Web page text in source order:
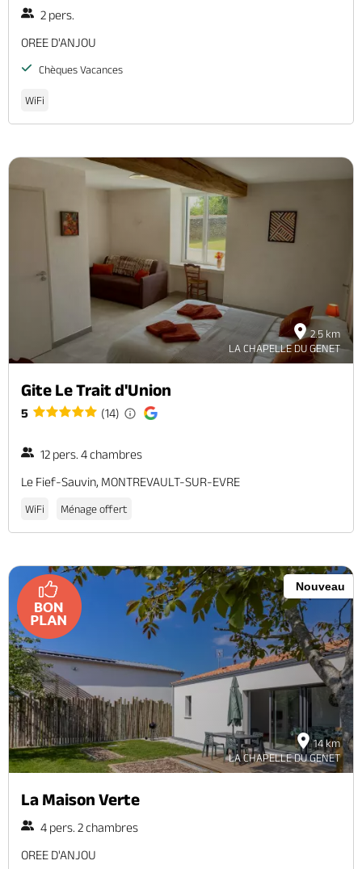
2 pers.
OREE D'ANJOU
Chèques Vacances
WiFi
2.5 km
LA CHAPELLE DU GENET
Gite Le Trait d'Union
5 (14)
12 pers. 4 chambres
Le Fief-Sauvin, MONTREVAULT-SUR-EVRE
WiFi Ménage offert
14 km
LA CHAPELLE DU GENET
Nouveau
La Maison Verte
4 pers. 2 chambres
OREE D'ANJOU